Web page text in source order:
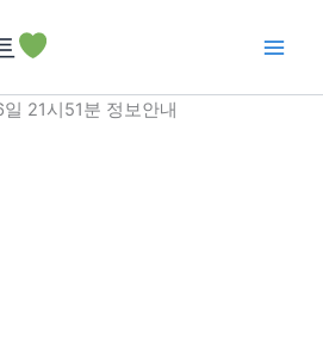
21시51분 정보안내